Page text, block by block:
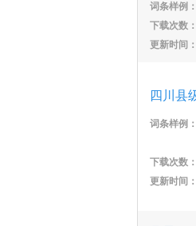
词条样例：
下载次数：
更新时间：
四川县
词条样例：
下载次数：
更新时间：